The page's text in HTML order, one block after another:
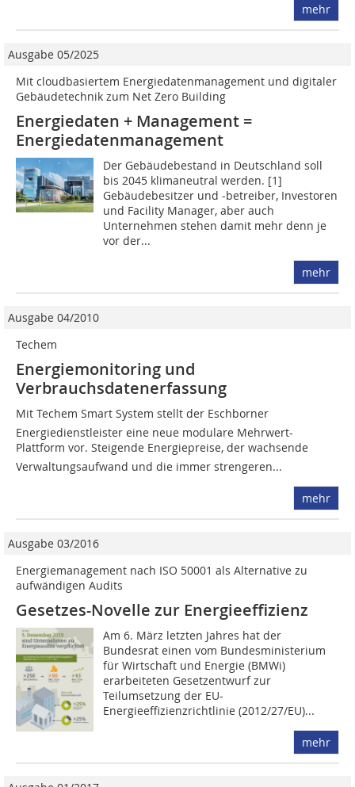
mehr
Ausgabe 05/2025
Mit cloudbasiertem Energiedatenmanagement und digitaler
Gebäudetechnik zum Net Zero Building
Energiedaten + Management =
Energiedatenmanagement
Der Gebäudebestand in Deutschland soll
bis 2045 klimaneutral werden. [1]
Gebäudebesitzer und -betreiber, Investoren
und Facility Manager, aber auch
Unternehmen stehen damit mehr denn je
vor der...
mehr
Ausgabe 04/2010
Techem
Energiemonitoring und
Verbrauchsdatenerfassung
Mit Techem Smart System stellt der Eschborner
Energiedienstleister eine neue modulare Mehrwert-
Plattform vor. Steigende Energiepreise, der wachsende
Verwaltungsaufwand und die immer strengeren...
mehr
Ausgabe 03/2016
Energiemanagement nach ISO 50001 als Alternative zu
aufwändigen Audits
Gesetzes-Novelle zur Energieeffizienz
Am 6. März letzten Jahres hat der
Bundesrat einen vom Bundesministerium
für Wirtschaft und Energie (BMWi)
erarbeiteten Gesetzentwurf zur
Teilumsetzung der EU-
Energieeffizienzrichtlinie (2012/27/EU)...
mehr